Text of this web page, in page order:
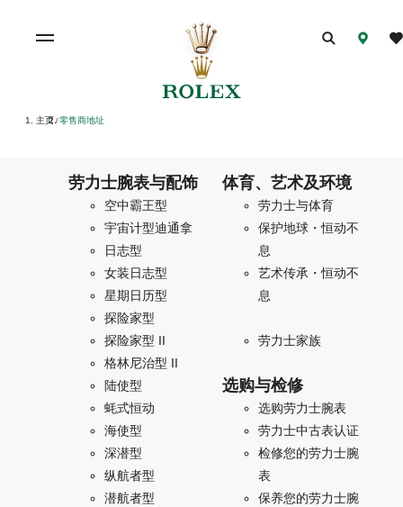
主页/ 零售商地址
劳力士腕表与配饰
空中霸王型
宇宙计型迪通拿
日志型
女装日志型
星期日历型
探险家型
探险家型 II
格林尼治型 II
陆使型
蚝式恒动
海使型
深潜型
纵航者型
潜航者型
体育、艺术及环境
劳力士与体育
保护地球・恒动不
息
艺术传承・恒动不
息
劳力士家族
选购与检修
选购劳力士腕表
劳力士中古表认证
检修您的劳力士腕
表
保养您的劳力士腕